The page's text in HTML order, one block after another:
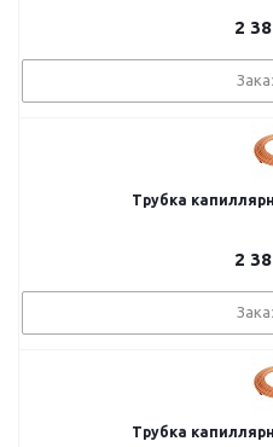
2
Трубка
2
Трубка